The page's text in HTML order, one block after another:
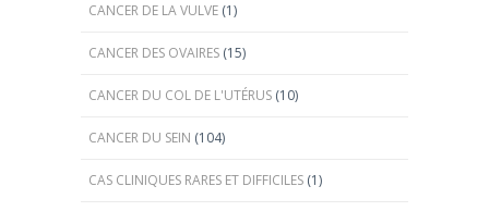
CANCER DE LA VULVE (1)
CANCER DES OVAIRES (15)
CANCER DU COL DE L'UTÉRUS (10)
CANCER DU SEIN (104)
CAS CLINIQUES RARES ET DIFFICILES (1)